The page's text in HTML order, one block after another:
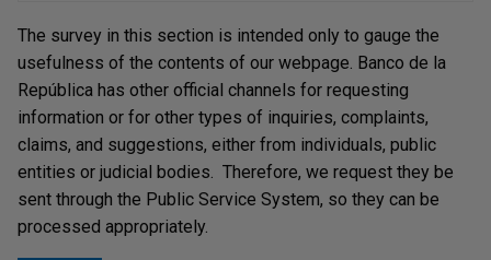
Tratamiento, informa su política y lineamientos
generales para la protección de datos personales que
le han sido suministrados...
Política general de seguridad de la
información
The survey in this section is intended only to gauge the
usefulness of the contents of our webpage. Banco de la
República has other official channels for requesting
information or for other types of inquiries, complaints,
claims, and suggestions, either from individuals, public
entities or judicial bodies. Therefore, we request they be
sent through the Public Service System, so they can be
processed appropriately.